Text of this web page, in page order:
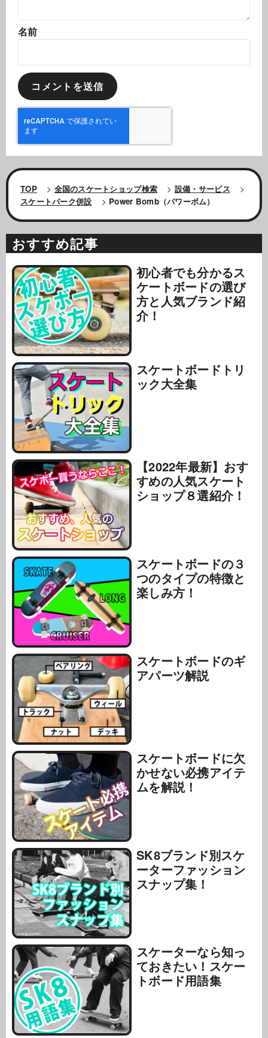
名前
TOP > 全国のスケートショップ検索 > 設備・サービス
>
スケートパーク併設
> Power Bomb（パワーボム）
おすすめ記事
初心者でも分かるス
ケートボードの選び
方と人気ブランド紹
介！
スケートボードトリ
ック大全集
【2022年最新】おす
すめの人気スケート
ショップ８選紹介！
スケートボードの３
つのタイプの特徴と
楽しみ方！
スケートボードのギ
アパーツ解説
スケートボードに欠
かせない必携アイテ
ムを解説！
SK8ブランド別スケ
ーターファッション
スナップ集！
スケーターなら知っ
ておきたい！スケー
トボード用語集